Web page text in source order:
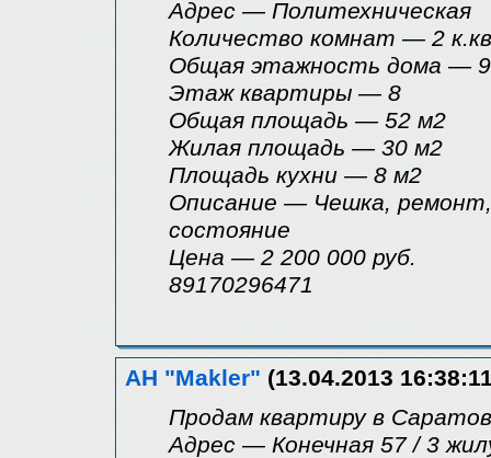
Адрес — Политехническая
Количество комнат — 2
Общая этажность дома — 9
Этаж квартиры — 8
Общая площадь — 52 м2
Жилая площадь — 30 м2
Площадь кухни — 8 м2
Описание — Чешка,
состояние
Цена — 2 200 000 руб.
89170296471
АН "Makler" (13.04.2013
Продам квартиру в
Адрес — Конечная 57 / 3